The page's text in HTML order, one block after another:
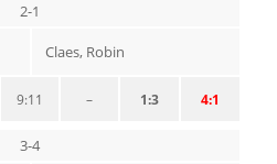
2-1
Claes, Robin
4:1
1:3
–
9:11
3-4